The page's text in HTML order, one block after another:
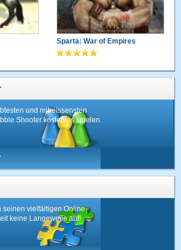
Sparta: War of Empires
und mitreissensten
Shooter kostenlos spielen.
seinen vielfältigen Online-
keine Langeweile auf!